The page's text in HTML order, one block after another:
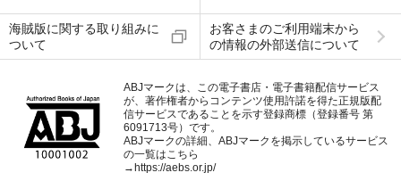
海賊版に関する取り組みに
ついて
お客さまのご利用端末から
の情報の外部送信について
ABJマークは、この電子書店・電子書籍配信サービス
が、著作権者からコンテンツ使用許諾を得た正規版配
信サービスであることを示す登録商標（登録番号 第
6091713号）です。
ABJマークの詳細、ABJマークを掲示しているサービス
の一覧はこちら
→https://aebs.or.jp/